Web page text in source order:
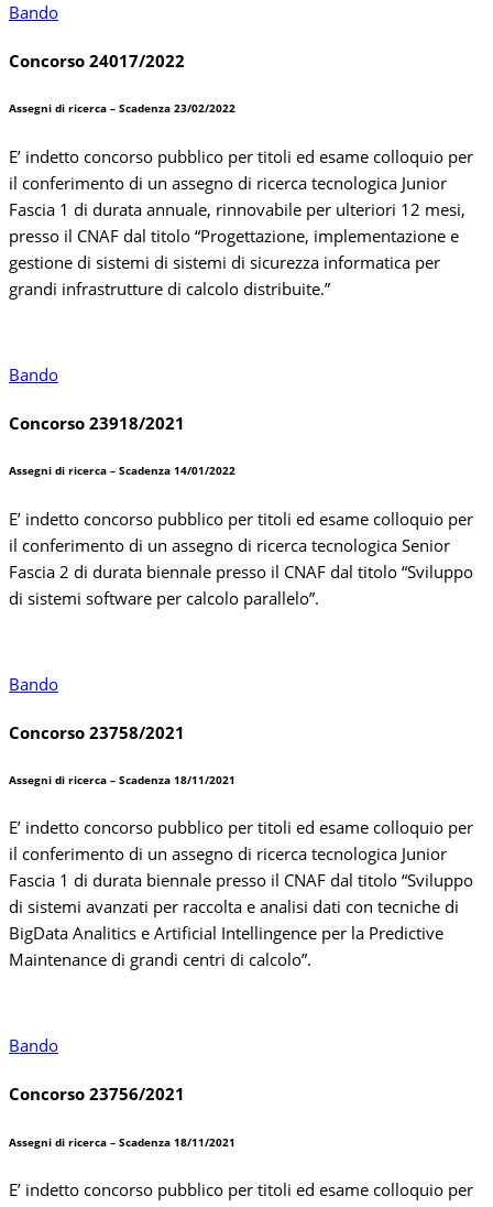
Bando
Concorso 24017/2022
Assegni di ricerca – Scadenza 23/02/2022
E’ indetto concorso pubblico per titoli ed esame colloquio per
il conferimento di un assegno di ricerca tecnologica Junior
Fascia 1 di durata annuale, rinnovabile per ulteriori 12 mesi,
presso il CNAF dal titolo “Progettazione, implementazione e
gestione di sistemi di sistemi di sicurezza informatica per
grandi infrastrutture di calcolo distribuite.”
Bando
Concorso 23918/2021
Assegni di ricerca – Scadenza 14/01/2022
E’ indetto concorso pubblico per titoli ed esame colloquio per
il conferimento di un assegno di ricerca tecnologica Senior
Fascia 2 di durata biennale presso il CNAF dal titolo “Sviluppo
di sistemi software per calcolo parallelo”.
Bando
Concorso 23758/2021
Assegni di ricerca – Scadenza 18/11/2021
E’ indetto concorso pubblico per titoli ed esame colloquio per
il conferimento di un assegno di ricerca tecnologica Junior
Fascia 1 di durata biennale presso il CNAF dal titolo “Sviluppo
di sistemi avanzati per raccolta e analisi dati con tecniche di
BigData Analitics e Artificial Intellingence per la Predictive
Maintenance di grandi centri di calcolo”.
Bando
Concorso 23756/2021
Assegni di ricerca – Scadenza 18/11/2021
E’ indetto concorso pubblico per titoli ed esame colloquio per